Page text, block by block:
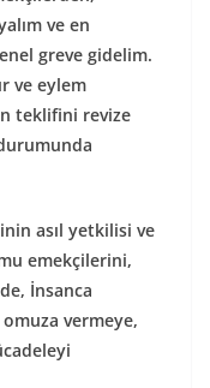
ve en
greve gidelim.
ve eylem
teklifini revize
asıl yetkilisi ve
emekçilerini,
İnsanca
vermeye,